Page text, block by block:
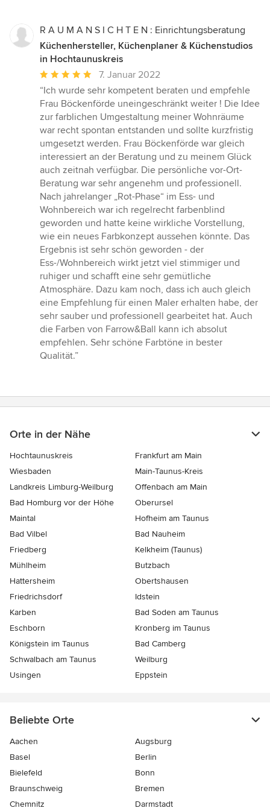
R A U M A N S I C H T E N : Einrichtungsberatung
Küchenhersteller, Küchenplaner & Küchenstudios
in Hochtaunuskreis
Durchschnittliche
Bewertung:
5
von
5
Sternen
7. Januar 2022
“Ich wurde sehr kompetent beraten und empfehle
Frau Böckenförde uneingeschränkt weiter ! Die Idee
zur farblichen Umgestaltung meiner Wohnräume
war recht spontan entstanden und sollte kurzfristig
umgesetzt werden. Frau Böckenförde war gleich
interessiert an der Beratung und zu meinem Glück
auch zeitnah verfügbar. Die persönliche vor-Ort-
Beratung war sehr angenehm und professionell.
Nach jahrelanger „Rot-Phase“ im Ess- und
Wohnbereich war ich regelrecht farbenblind
geworden und hatte keine wirkliche Vorstellung,
wie ein neues Farbkonzept aussehen könnte. Das
Ergebnis ist sehr schön geworden - der
Ess-/Wohnbereich wirkt jetzt viel stimmiger und
ruhiger und schafft eine sehr gemütliche
Atmosphäre. Dazu kam noch, dass ich auch gleich
eine Empfehlung für einen Maler erhalten habe, der
sehr sauber und professionell gearbeitet hat. Auch
die Farben von Farrow&Ball kann ich absolut
empfehlen. Sehr schöne Farbtöne in bester
Qualität.”
Orte in der Nähe
Hochtaunuskreis
Frankfurt am Main
Wiesbaden
Main-Taunus-Kreis
Landkreis Limburg-Weilburg
Offenbach am Main
Bad Homburg vor der Höhe
Oberursel
Maintal
Hofheim am Taunus
Bad Vilbel
Bad Nauheim
Friedberg
Kelkheim (Taunus)
Mühlheim
Butzbach
Hattersheim
Obertshausen
Friedrichsdorf
Idstein
Karben
Bad Soden am Taunus
Eschborn
Kronberg im Taunus
Königstein im Taunus
Bad Camberg
Schwalbach am Taunus
Weilburg
Usingen
Eppstein
Beliebte Orte
Aachen
Augsburg
Basel
Berlin
Bielefeld
Bonn
Braunschweig
Bremen
Chemnitz
Darmstadt